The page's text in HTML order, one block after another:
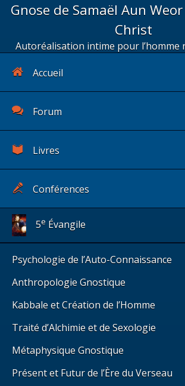
Gnose de Samaël Aun
Christ
Autoréalisation intime pour l’homme
Accueil
Forum
Livres
Conférences
5e Évangile
Psychologie de l’Auto-Connaissance
Anthropologie Gnostique
Kabbale et Création de l’Homme
Traité d’Alchimie et de Sexologie
Métaphysique Gnostique
Présent et Futur de l’Ère du Verseau